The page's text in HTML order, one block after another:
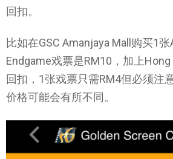
回扣。
比如在GSC Amanjaya Mall购买1张
Endgame戏票是RM10，加上Hong
回扣，1张戏票只需RM4但必须注
价格可能会有所不同。